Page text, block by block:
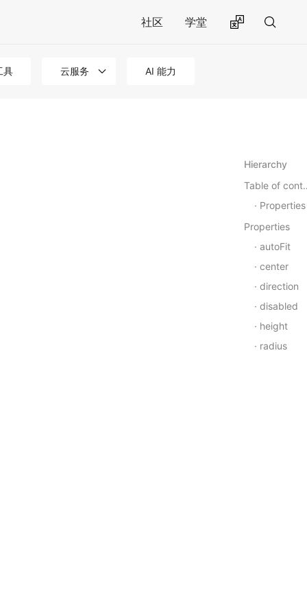
社区 学堂
具 云服务 AI 能力
Hierarchy
Properties
Properties
autoFit
center
direction
disabled
height
radius